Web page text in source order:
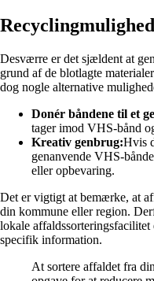
Desværre er det sjældent at
grund af de blotlagte
dog nogle alternative
Donér båndene til et
tager imod VHS-bånd
Kreativ genbrug:Hvis
genanvende VHS-
eller opbevaring.
Det er vigtigt at bemærke, at
din kommune eller region.
lokale
specifik information.
At sortere affaldet fra